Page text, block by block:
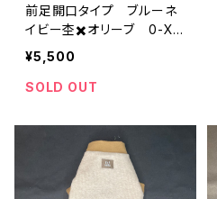
前足開口タイプ ブルーネ
イビー杢✖️オリーブ 0-XL-
020a
¥5,500
SOLD OUT